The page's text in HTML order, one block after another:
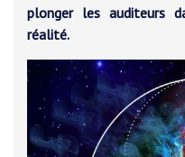
plonger les auditeurs
réalité.